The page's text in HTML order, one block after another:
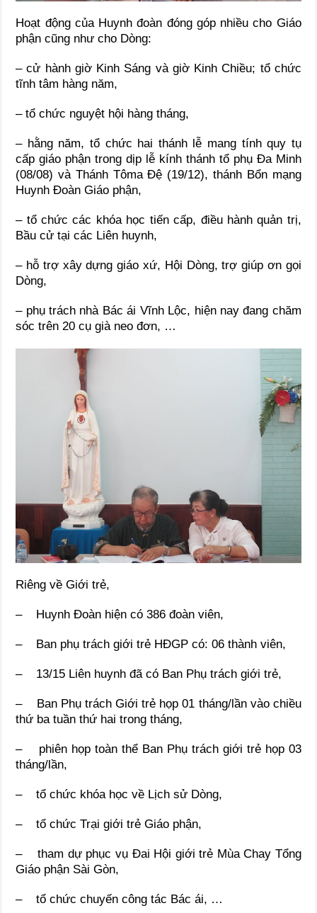
Hoạt động của Huynh đoàn đóng góp nhiều cho Giáo
phận cũng như cho Dòng:
– cử hành giờ Kinh Sáng và giờ Kinh Chiều; tổ chức
tĩnh tâm hàng năm,
– tổ chức nguyệt hội hàng tháng,
– hằng năm, tổ chức hai thánh lễ mang tính quy tụ
cấp giáo phận trong dịp lễ kính thánh tổ phụ Đa Minh
(08/08) và Thánh Tôma Đệ (19/12), thánh Bổn mạng
Huynh Đoàn Giáo phận,
– tổ chức các khóa học tiến cấp, điều hành quản trị,
Bầu cử tại các Liên huynh,
– hỗ trợ xây dựng giáo xứ, Hội Dòng, trợ giúp ơn gọi
Dòng,
– phụ trách nhà Bác ái Vĩnh Lộc, hiện nay đang chăm
sóc trên 20 cụ già neo đơn, …
Riêng về Giới trẻ,
– Huynh Đoàn hiện có 386 đoàn viên,
– Ban phụ trách giới trẻ HĐGP có: 06 thành viên,
– 13/15 Liên huynh đã có Ban Phụ trách giới trẻ,
– Ban Phụ trách Giới trẻ họp 01 tháng/lần vào chiều
thứ ba tuần thứ hai trong tháng,
– phiên họp toàn thể Ban Phụ trách giới trẻ họp 03
tháng/lần,
– tổ chức khóa học về Lịch sử Dòng,
– tổ chức Trại giới trẻ Giáo phận,
– tham dự phục vụ Đai Hội giới trẻ Mùa Chay Tổng
Giáo phận Sài Gòn,
– tổ chức chuyến công tác Bác ái, …